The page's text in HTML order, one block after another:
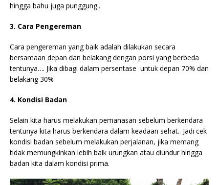
hingga bahu juga punggung..
3. Cara Pengereman
Cara pengereman yang baik adalah dilakukan secara
bersamaan depan dan belakang dengan porsi yang berbeda
tentunya…. Jika dibagi dalam persentase untuk depan 70% dan
belakang 30%
4. Kondisi Badan
Selain kita harus melakukan pemanasan sebelum berkendara
tentunya kita harus berkendara dalam keadaan sehat.. Jadi cek
kondisi badan sebelum melakukan perjalanan, jika memang
tidak memungkinkan lebih baik urungkan atau diundur hingga
badan kita dalam kondisi prima.